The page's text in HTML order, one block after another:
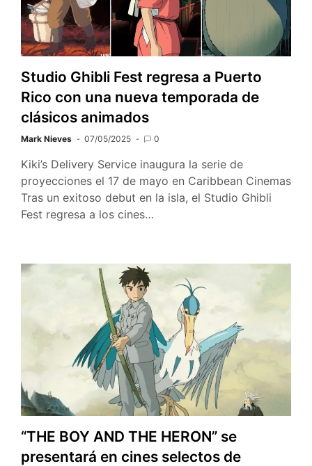
Studio Ghibli Fest regresa a Puerto
Rico con una nueva temporada de
clásicos animados
Mark Nieves 07/05/2025 0
Kiki’s Delivery Service inaugura la serie de
proyecciones el 17 de mayo en Caribbean Cinemas
Tras un exitoso debut en la isla, el Studio Ghibli
Fest regresa a los cines…
“THE BOY AND THE HERON” se
presentará en cines selectos de